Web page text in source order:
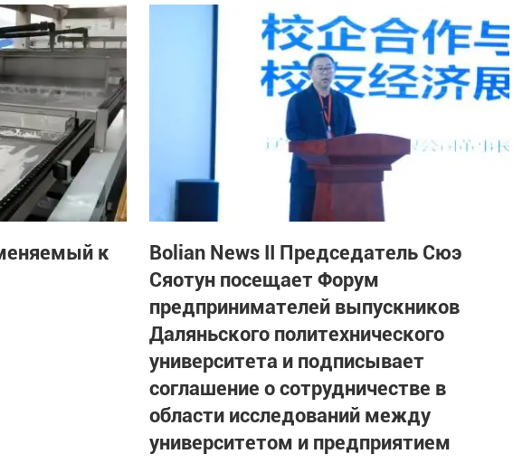
к
Bolian News II Председатель Сюэ
Сяотун посещает Форум
предпринимателей выпускников
Даляньского политехнического
университета и подписывает
соглашение о сотрудничестве в
области исследований между
университетом и предприятием